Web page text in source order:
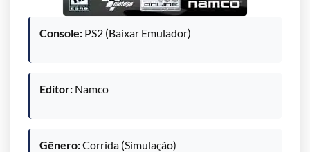
Console: PS2 (Baixar Emulador)
Editor: Namco
Gênero:Corrida (Simulação)